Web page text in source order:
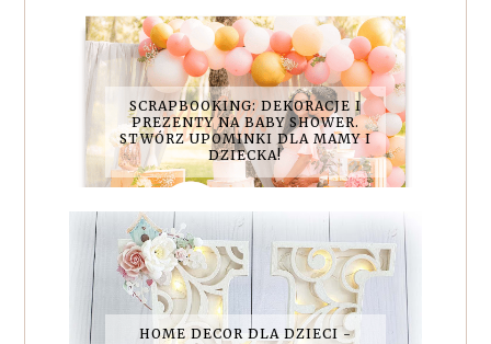
SCRAPBOOKING: DEKORACJE I
PREZENTY NA BABY SHOWER.
STWÓRZ UPOMINKI DLA MAMY I
DZIECKA!
HOME DECOR DLA DZIECI -